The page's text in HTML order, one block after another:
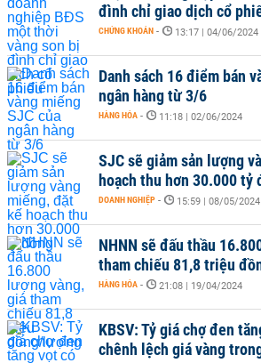
đình chỉ giao dịch cổ
CHỨNG KHOÁN - 13:17 | 04/06/2024
Danh sách 16 điểm bán
ngân hàng từ 3/6
HÀNG HÓA - 11:18 | 02/06/2024
SJC sẽ giảm sản lượng
hoạch thu hơn 30.000 tỷ
DOANH NGHIỆP - 15:59 | 08/05/2024
NHNN sẽ đấu thầu
tham chiếu 81,8 triệu
HÀNG HÓA - 21:08 | 19/04/2024
KBSV: Tỷ giá chợ đen
chênh lệch giá vàng